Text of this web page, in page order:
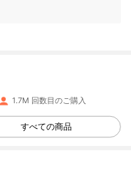
1.7M 回数目のご購入
すべての商品